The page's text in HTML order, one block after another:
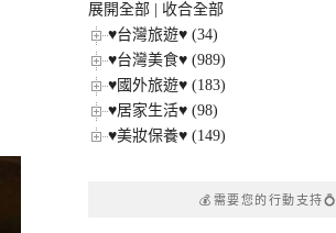
展開全部
收合全部
♥台灣旅遊♥ (34)
♥台灣美食♥ (989)
♥國外旅遊♥ (183)
♥居家生活♥ (98)
♥美妝保養♥ (149)
💰需要您的行動支持💍